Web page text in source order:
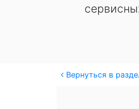
Вернуться в